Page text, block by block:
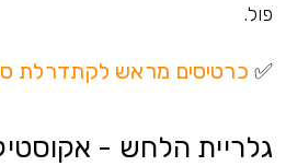
פול.
✅ כרטיסים מראש לקתדרלת
גלריית הלחש -